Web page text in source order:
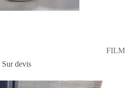
FILM
Sur devis